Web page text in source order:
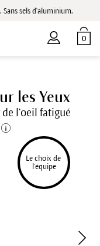
sels d'aluminium.
0
les Yeux
l’oeil fatigué
Le choix de
l'équipe